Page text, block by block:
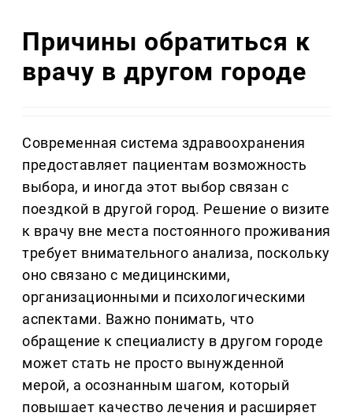
Причины обратиться к
врачу в другом городе
Современная система здравоохранения
предоставляет пациентам возможность
выбора, и иногда этот выбор связан с
поездкой в другой город. Решение о визите
к врачу вне места постоянного проживания
требует внимательного анализа, поскольку
оно связано с медицинскими,
организационными и психологическими
аспектами. Важно понимать, что
обращение к специалисту в другом городе
может стать не просто вынужденной
мерой, а осознанным шагом, который
повышает качество лечения и расширяет